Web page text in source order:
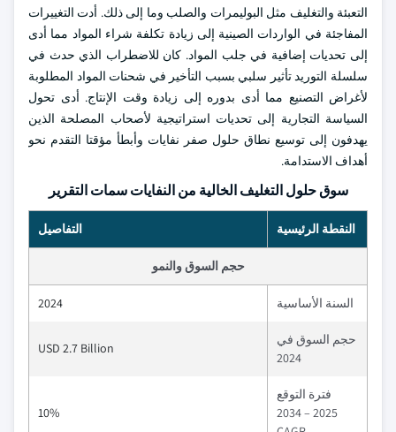
التعبئة والتغليف مثل البوليمرات والصلب وما إلى ذلك. أدت التغييرات
المفاجئة في الواردات الصينية إلى زيادة تكلفة شراء المواد مما أدى
إلى تحديات إضافية في جلب المواد. كان للاضطراب الذي حدث في
سلسلة التوريد تأثير سلبي بسبب التأخير في شحنات المواد المطلوبة
لأغراض التصنيع مما أدى بدوره إلى زيادة وقت الإنتاج. أدى تحول
السياسة التجارية إلى تحديات استراتيجية لأصحاب المصلحة الذين
يهدفون إلى توسيع نطاق حلول صفر نفايات وأبطأ مؤقتا التقدم نحو
أهداف الاستدامة.
سوق حلول التغليف الخالية من النفايات سمات التقرير
النقطة الرئيسية التفاصيل
حجم السوق والنمو
السنة الأساسية 2024
حجم السوق في
2024
USD 2.7 Billion
فترة التوقع
2025 – 2034
10%